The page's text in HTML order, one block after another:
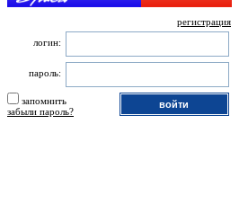
регистрация
логин:
пароль:
запомнить
забыли пароль?